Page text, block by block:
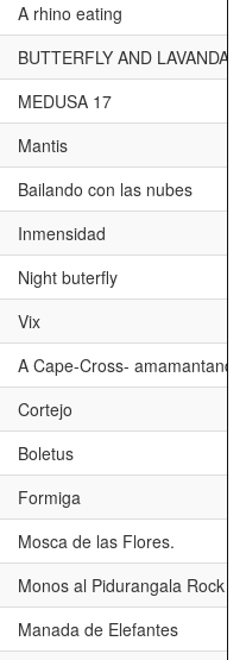
A rhino eating
BUTTERFLY AND LAVANDA
MEDUSA 17
Mantis
Bailando con las nubes
Inmensidad
Night buterfly
Vix
A Cape-Cross- amamantando
Cortejo
Boletus
Formiga
Mosca de las Flores.
Monos al Pidurangala Rock 2
Manada de Elefantes